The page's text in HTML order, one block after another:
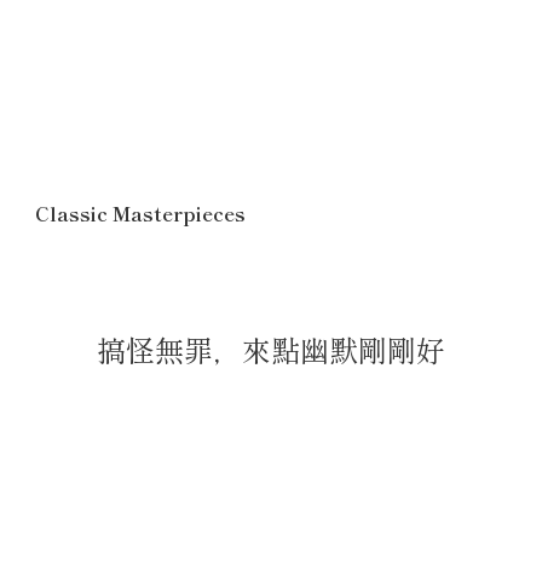
Classic Masterpieces
搞怪無罪，來點幽默剛剛好